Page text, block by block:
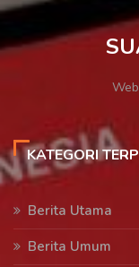
KATEGORI
Berita Utama
Berita Umum